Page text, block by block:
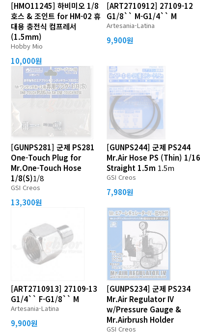
[HMO11245] 하비미오 1/8
호스 & 조인트 for HM-02 휴
대용 충전식 컴프레서
(1.5mm)
Hobby Mio
10,000원
[ART2710912] 27109-12
G1/8`` M-G1/4`` M
Artesania-Latina
9,900원
[GUNPS281] 군제 PS281
One-Touch Plug for
Mr.One-Touch Hose
1/8(S)1/8
GSI Creos
13,300원
[GUNPS244] 군제 PS244
Mr.Air Hose PS (Thin) 1/16
Straight 1.5m 1.5m
GSI Creos
7,980원
[ART2710913] 27109-13
G1/4`` F-G1/8`` M
Artesania-Latina
9,900원
[GUNPS234] 군제 PS234
Mr.Air Regulator IV
w/Pressure Gauge &
Mr.Airbrush Holder
GSI Creos